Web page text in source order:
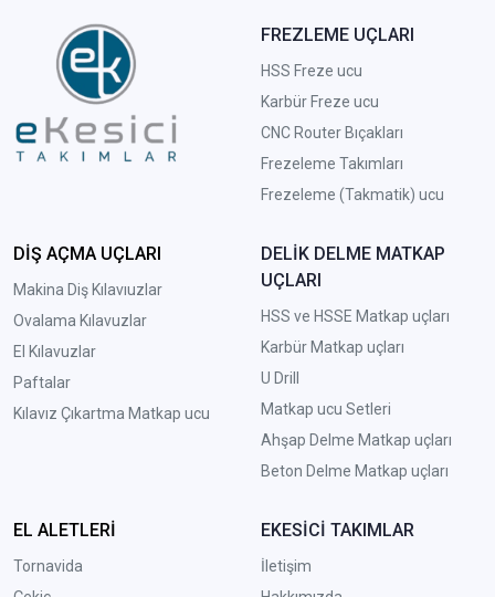
FREZLEME UÇLARI
HSS Freze ucu
Karbür Freze ucu
CNC Router Bıçakları
Frezeleme Takımları
Frezeleme (Takmatik) ucu
DİŞ AÇMA UÇLARI
Makina Diş Kılavıuzlar
Ovalama Kılavuzlar
El Kılavuzlar
Paftalar
Kılavız Çıkartma Matkap ucu
DELİK DELME MATKAP
UÇLARI
HSS ve HSSE Matkap uçları
Karbür Matkap uçları
U Drill
Matkap ucu Setleri
Ahşap Delme Matkap uçları
Beton Delme Matkap uçları
EL ALETLERİ
Tornavida
EKESİCİ TAKIMLAR
İletişim